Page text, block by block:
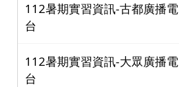
112暑期實習資訊-古都廣播電
台
112暑期實習資訊-大眾廣播電
台